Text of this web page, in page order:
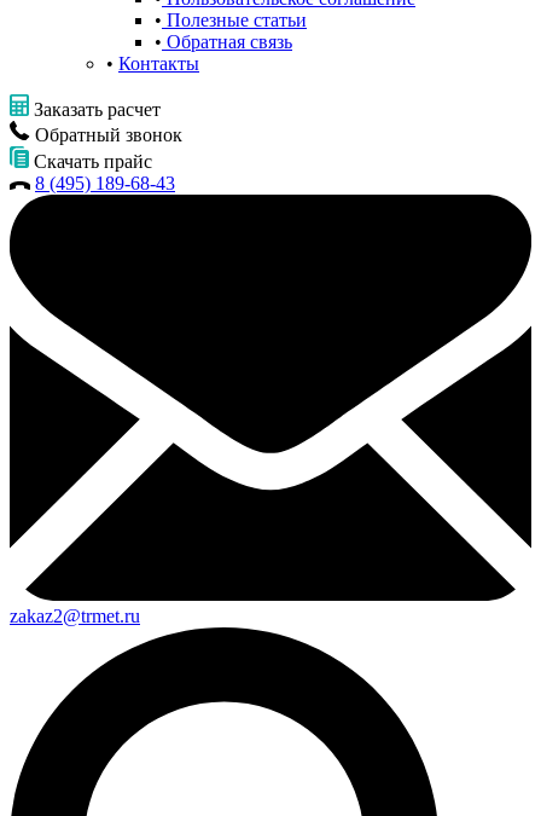
Полезные статьи
Обратная связь
Контакты
Заказать расчет
Обратный звонок
Скачать прайс
8 (495) 189-68-43
zakaz2@trmet.ru